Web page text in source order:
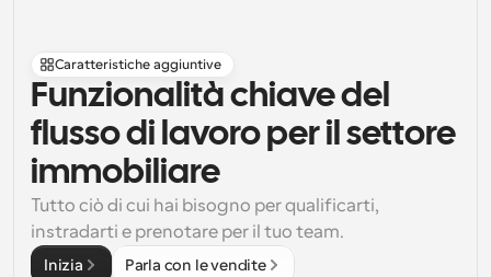
Caratteristiche aggiuntive
Funzionalità chiave del
flusso di lavoro per il settore
immobiliare
Tutto ciò di cui hai bisogno per qualificarti,
instradarti e prenotare per il tuo team.
Inizia Parla con le vendite